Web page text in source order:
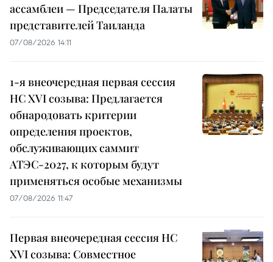
ассамблеи — Председателя Палаты
представителей Таиланда
07/08/2026 14:11
1-я внеочередная первая сессия
НС XVI созыва: Предлагается
обнародовать критерии
определения проектов,
обслуживающих саммит
АТЭС-2027, к которым будут
применяться особые механизмы
07/08/2026 11:47
Первая внеочередная сессия НС
XVI созыва: Совместное